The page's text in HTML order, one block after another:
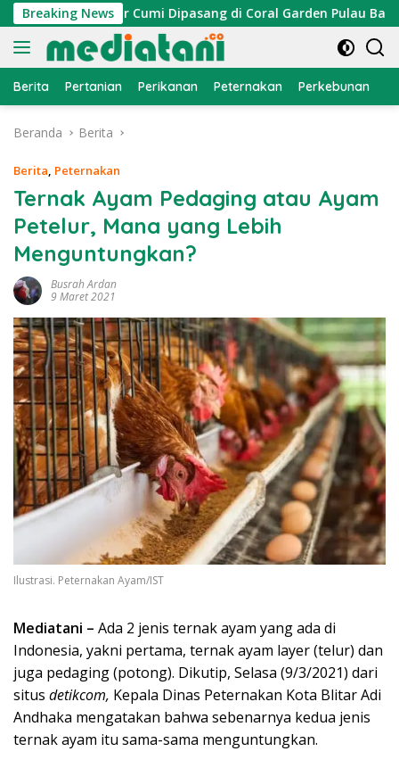
Langsung
ke
konten
Breaking News
Atraktor Cumi Dipasang di Coral Garden Pulau Barrang
Berita Pertanian Perikanan Peternakan Perkebunan
Beranda Berita
Berita, Peternakan
Ternak Ayam Pedaging atau Ayam
Petelur, Mana yang Lebih
Menguntungkan?
Busrah Ardan
9 Maret 2021
Ilustrasi. Peternakan Ayam/IST
Mediatani – Ada 2 jenis ternak ayam yang ada di
Indonesia, yakni pertama, ternak ayam layer (telur) dan
juga pedaging (potong). Dikutip, Selasa (9/3/2021) dari
situs detikcom, Kepala Dinas Peternakan Kota Blitar Adi
Andhaka mengatakan bahwa sebenarnya kedua jenis
ternak ayam itu sama-sama menguntungkan.